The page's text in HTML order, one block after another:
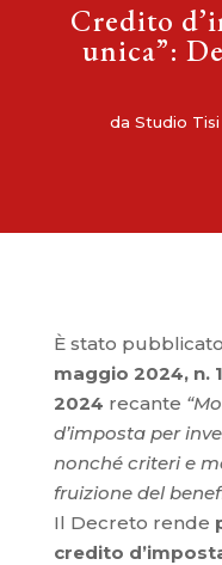
Credito
unica”:
da Studio Tisi
È stato
maggio 2024, n.
2024 recante
d’imposta per
nonché criteri e
fruizione del
Il Decreto rende
credito